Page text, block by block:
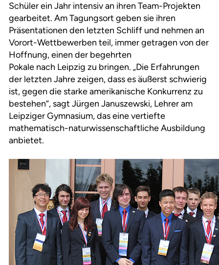
Schüler ein Jahr intensiv an ihren Team-Projekten
gearbeitet. Am Tagungsort geben sie ihren
Präsentationen den letzten Schliff und nehmen an
Vorort-Wettbewerben teil, immer getragen von der
Hoffnung, einen der begehrten
Pokale nach Leipzig zu bringen. „Die Erfahrungen
der letzten Jahre zeigen, dass es äußerst schwierig
ist, gegen die starke amerikanische Konkurrenz zu
bestehen“, sagt Jürgen Januszewski, Lehrer am
Leipziger Gymnasium, das eine vertiefte
mathematisch-naturwissenschaftliche Ausbildung
anbietet.